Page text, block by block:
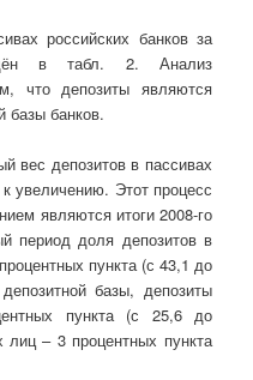
российских банков за
в табл. 2. Анализ
что депозиты являются
базы банков.
вес депозитов в пассивах
увеличению. Этот процесс
являются итоги 2008-го
период доля депозитов в
пункта (с 43,1 до
базы, депозиты
пункта (с 25,6 до
– 3 процентных пункта